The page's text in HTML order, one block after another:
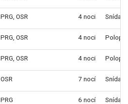
PRG OSR 4 noci Snídaně
PRG OSR 4 noci
PRG OSR 4 noci
OSR 7 nocí Snídaně
PRG 6 nocí Snídaně